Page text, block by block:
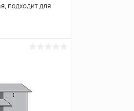
подходит для
Сравнение
Под заказ